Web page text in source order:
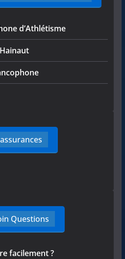
d’Athlétisme
Questions
facilement ?